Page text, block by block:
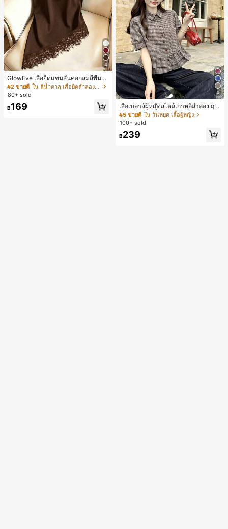
4
GlowEve เสื้อยืดแขนสั้นคอกลมสีพื้นลำ
ลองอเนกประสงค์สำหรับผู้หญิง
#2 ขายดี
ใน สีน้ำตาล เสื้อยืดลำลองพื้นฐาน
80+ sold
฿169
4
เสื้อเบลาส์ผู้หญิงสไตล์เกาหลีลำลอง ฤดู
ใบไม้ผลิ/ฤดูร้อนใหม่ ชายระบาย ชิคแล
ะหรูหรา
#5 ขายดี ใน วันหยุด เสื้อผู้หญิง
100+ sold
฿239